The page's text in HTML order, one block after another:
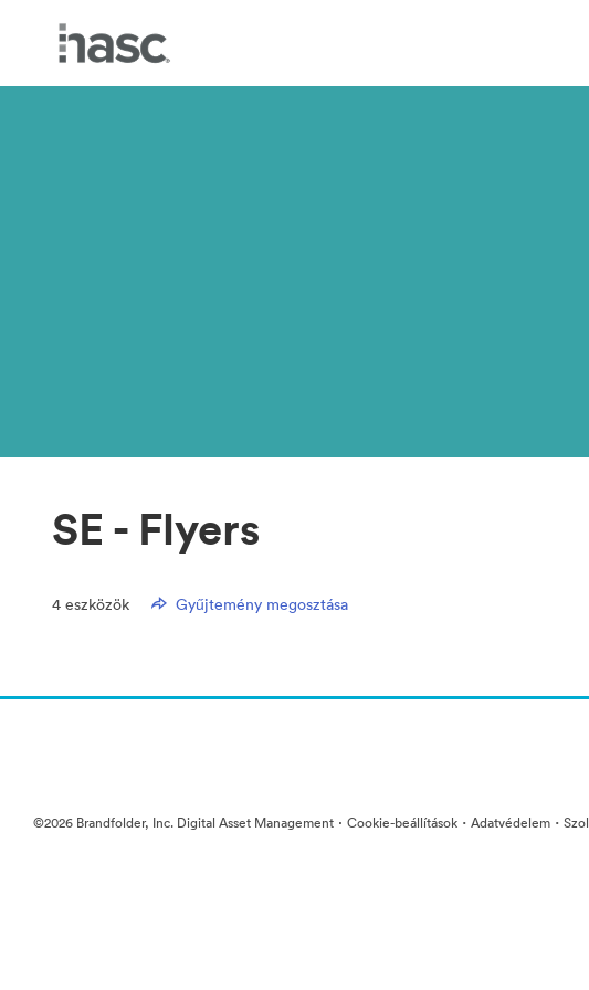
SE - Flyers
4 eszközök Gyűjtemény megosztása
©2026 Brandfolder, Inc. Digital Asset Management · Cookie-beállítások · Adatvédelem ·